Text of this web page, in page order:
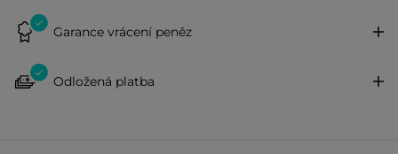
Garance vrácení peněz
Odložená platba